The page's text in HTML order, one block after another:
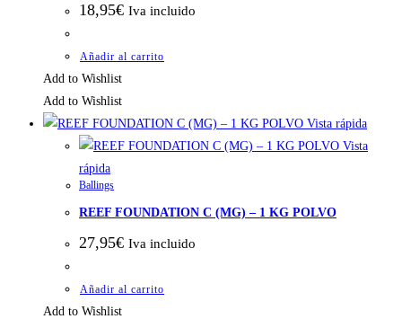
18,95€ Iva incluido
Añadir al carrito
Add to Wishlist
Add to Wishlist
Vista rápida
Vista
rápida
Ballings
REEF FOUNDATION C (MG) – 1 KG POLVO
27,95€ Iva incluido
Añadir al carrito
Add to Wishlist